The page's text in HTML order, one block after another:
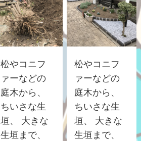
松やコニフ
ァーなどの
庭木から、
ちいさな生
垣、 大きな
生垣まで、
松やコニフ
ァーなどの
庭木から、
ちいさな生
垣、 大きな
生垣まで、